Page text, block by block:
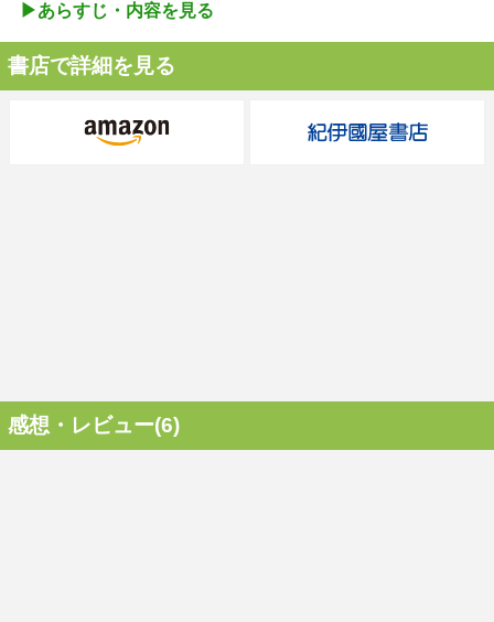
▶︎あらすじ・内容を見る
書店で詳細を見る
感想・レビュー(6)